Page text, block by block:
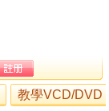
教學VCD/DVD